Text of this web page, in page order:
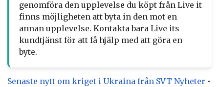
genomföra den upplevelse du köpt från Live it
finns möjligheten att byta in den mot en
annan upplevelse. Kontakta bara Live its
kundtjänst för att få hjälp med att göra en
byte.
Senaste nytt om kriget i Ukraina från SVT Nyheter •